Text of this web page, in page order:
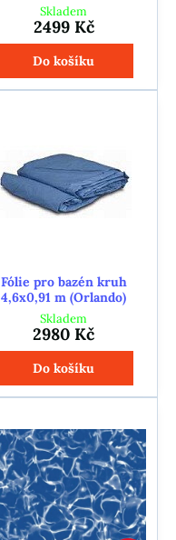
Skladem
2499 Kč
Do košíku
Fólie pro bazén kruh
4,6x0,91 m (Orlando)
Skladem
2980 Kč
Do košíku